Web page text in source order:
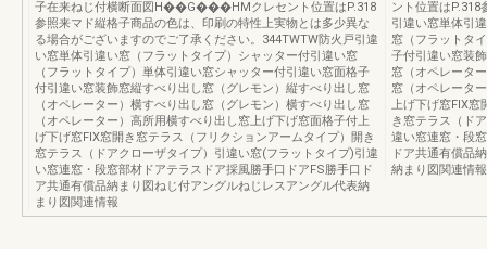
子在来ねじ付横断面図H��G���HMクレセント位置はP.318
参照来マド縦格子商品の色は、印刷の特性上実物とは多少異な
る場合がございますのでご了承ください。344TWTW防火戸引違
い窓単体引違い窓（フラットタイプ）シャッター付引違い窓
（フラットタイプ）単体引違い窓シャッター付引違い窓面格子
付引違い窓装飾窓縦すべり出し窓（グレモン）縦すべり出し窓
（オペレーター）横すべり出し窓（グレモン）横すべり出し窓
（オペレーター）高所用横すべり出し窓上げ下げ窓面格子付上
げ下げ窓FIX窓開き窓テラス（フリクションアームタイプ）開き
窓テラス（ドアクローザタイプ）引違い窓(フラットタイプ)引違
い窓連窓・段窓部材ドアテラスドア採風勝手口ドアFS勝手口ド
ア共通有償品納まり図ねじ付アングルねじレスアングル代表納
まり図関連情報
ント位置はP.318
引違い窓単体引
窓（フラットタ
子付引違い窓装
窓（オペレータ
窓（オペレータ
上げ下げ窓FIX窓
き窓テラス（ド
違い窓連窓・段
ドア共通有償品
納まり図関連情報